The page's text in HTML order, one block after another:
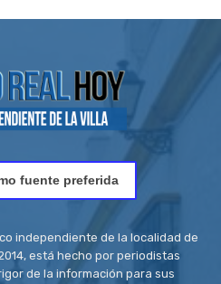
fuente preferida
independiente de la localidad de
está hecho por periodistas
de la información para sus